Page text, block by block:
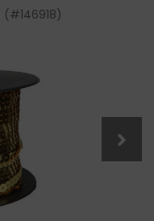
(#146918)